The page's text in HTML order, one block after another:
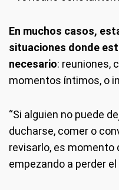
En muchos casos,
situaciones donde
necesario: reuniones,
momentos íntimos, o
“Si alguien no puede
ducharse, comer o
revisarlo, es
empezando a perder